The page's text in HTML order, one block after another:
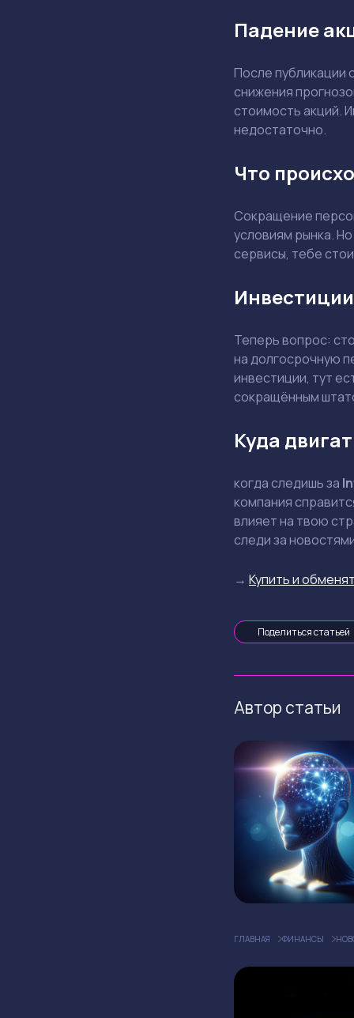
Падение
После публикации
снижения
стоимость акций.
недостаточно.
Что
Сокращение
условиям рынка.
сервисы, тебе
Теперь вопрос:
на долгосрочную
инвестиции, тут
сокращённым
Куда
когда следишь за
компания
влияет на твою
следи за
→ Купить и
Поделиться статьей
Автор статьи
ГЛАВНАЯ ФИНАНСЫ